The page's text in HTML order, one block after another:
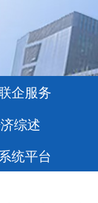
企服务
综述
系统平台